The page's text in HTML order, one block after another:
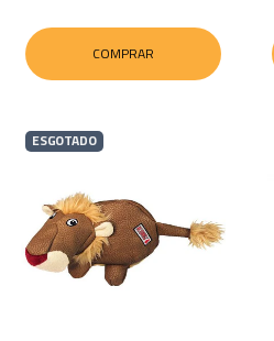
COMPRAR
ESGOTADO